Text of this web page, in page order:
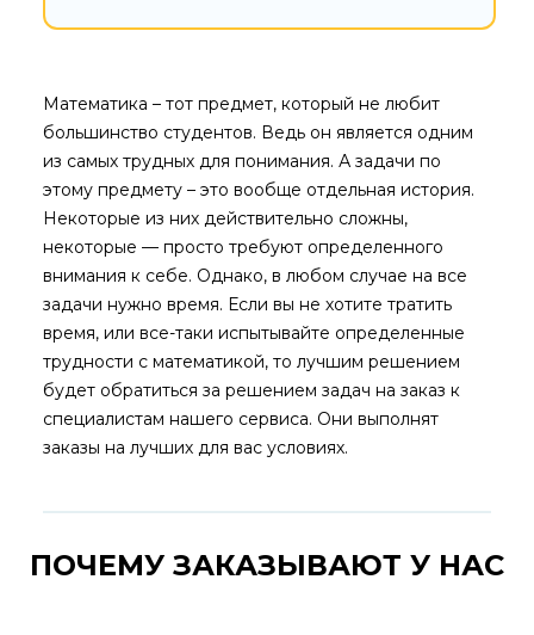
Математика – тот предмет, который не любит
большинство студентов. Ведь он является одним
из самых трудных для понимания. А задачи по
этому предмету – это вообще отдельная история.
Некоторые из них действительно сложны,
некоторые — просто требуют определенного
внимания к себе. Однако, в любом случае на все
задачи нужно время. Если вы не хотите тратить
время, или все-таки испытывайте определенные
трудности с математикой, то лучшим решением
будет обратиться за решением задач на заказ к
специалистам нашего сервиса. Они выполнят
заказы на лучших для вас условиях.
ПОЧЕМУ ЗАКАЗЫВАЮТ У НАС